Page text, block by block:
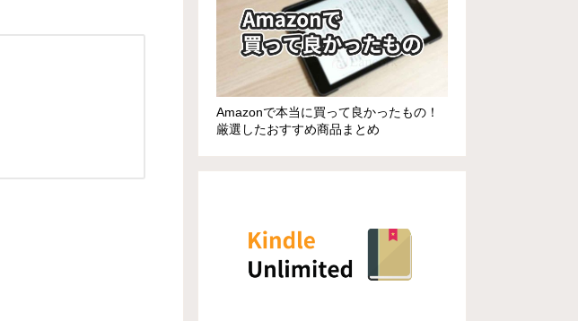
Amazonで本当に買って良かったもの！
厳選したおすすめ商品まとめ